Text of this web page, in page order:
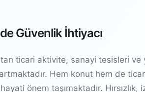
Güvenlik İhtiyacı
ticari aktivite, sanayi tesisleri ve
Hem konut hem de
önem taşımaktadır. Hırsızlık,